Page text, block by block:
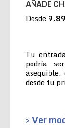
AÑADE
Desde
Tu
podría
desde tu
> Ver